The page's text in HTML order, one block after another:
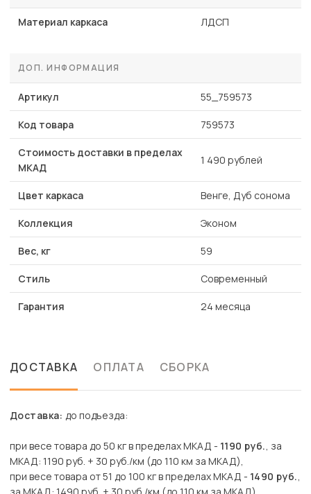
Материал каркаса ЛДСП
ДОП. ИНФОРМАЦИЯ
Артикул 55_759573
Код товара 759573
Стоимость доставки в пределах
МКАД
1 490 рублей
Цвет каркаса Венге, Дуб сонома
Коллекция Эконом
Вес, кг 59
Стиль Современный
Гарантия 24 месяца
ДОСТАВКА ОПЛАТА СБОРКА
Доставка: до подъезда:
при весе товара до 50 кг в пределах МКАД - 1190 руб., за
МКАД: 1190 руб. + 30 руб./км (до 110 км за МКАД),
при весе товара от 51 до 100 кг в пределах МКАД - 1490 руб.,